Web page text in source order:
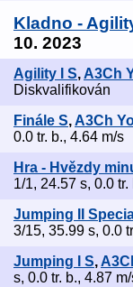
Kladno -
10. 2023
Agility I S, A3Ch
Diskvalifikován
Finále S,A3Ch
0.0 tr. b., 4.64 m/s
Hra - Hvězdy
1/1, 24.57 s, 0.0
Jumping II
3/15, 35.99 s, 0.0
Jumping I S,
s, 0.0 tr. b., 4.87